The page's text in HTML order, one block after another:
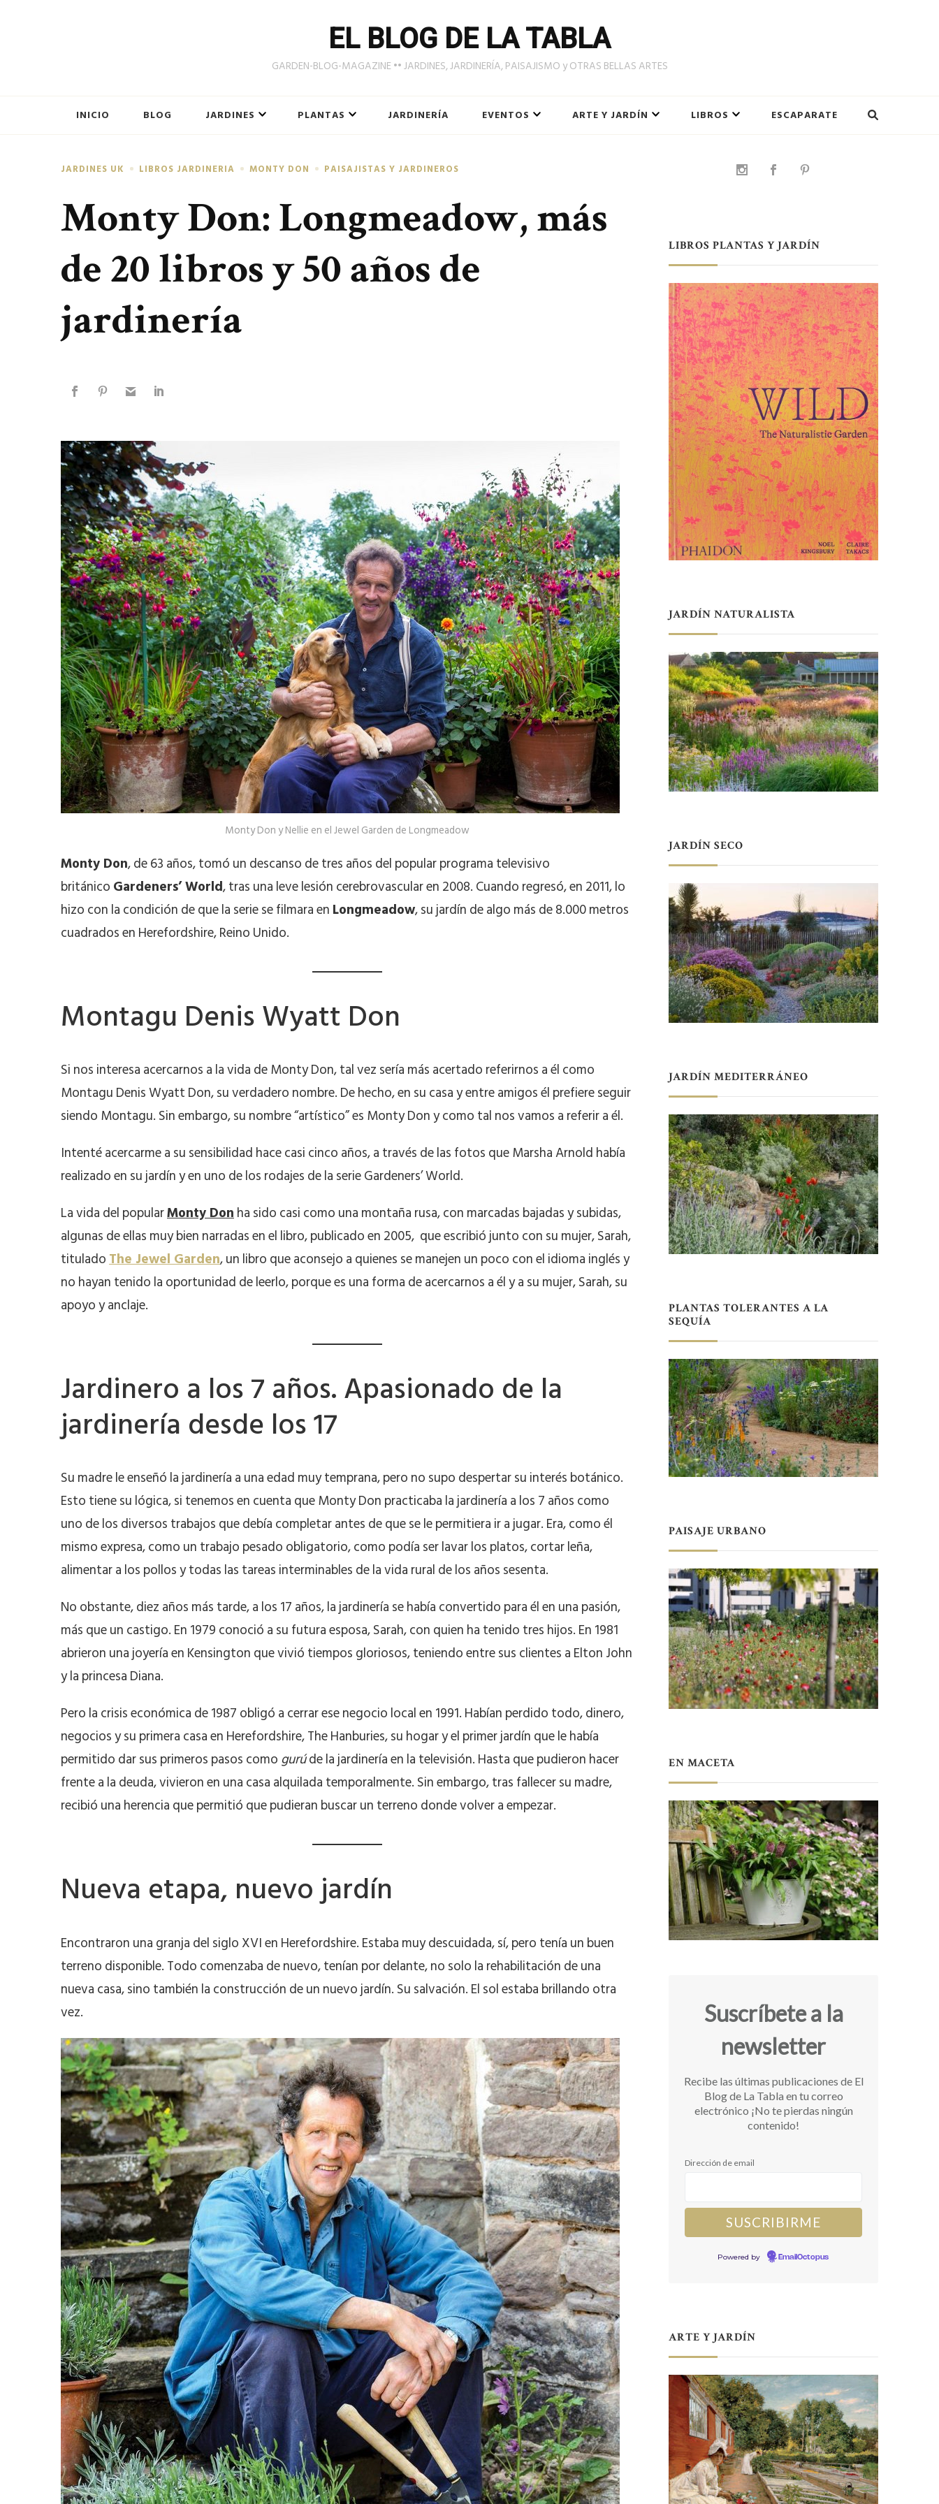
EL BLOG DE LA TABLA
GARDEN-BLOG-MAGAZINE •• JARDINES, JARDINERÍA, PAISAJISMO y OTRAS BELLAS ARTES
INICIO BLOG JARDINES PLANTAS JARDINERÍA EVENTOS ARTE Y JARDÍN LIBROS ESCAPARATE
JARDINES UK LIBROS JARDINERIA MONTY DON PAISAJISTAS Y JARDINEROS
Monty Don: Longmeadow, más
de 20 libros y 50 años de
jardinería
Monty Don y Nellie en el Jewel Garden de Longmeadow
Monty Don, de 63 años, tomó un descanso de tres años del popular programa televisivo
británicoGardeners’ World, tras una leve lesión cerebrovascular en 2008. Cuando regresó, en 2011, lo
hizo con la condición de que la serie se filmara enLongmeadow, su jardín de algo más de 8.000 metros
cuadrados en Herefordshire, Reino Unido.
Montagu Denis Wyatt Don
Si nos interesa acercarnos a la vida de Monty Don, tal vez sería más acertado referirnos a él como
Montagu Denis Wyatt Don, su verdadero nombre. De hecho, en su casa y entre amigos él prefiere seguir
siendo Montagu. Sin embargo, su nombre “artístico” es Monty Don y como tal nos vamos a referir a él.
Intenté acercarme a su sensibilidad hace casi cinco años, a través de las fotos que Marsha Arnold había
realizado en su jardín y en uno de los rodajes de la serie Gardeners’ World.
La vida del popularMonty Donha sido casi como una montaña rusa, con marcadas bajadas y subidas,
algunas de ellas muy bien narradas en el libro, publicado en 2005, que escribió junto con su mujer, Sarah,
tituladoThe Jewel Garden, un libro que aconsejo a quienes se manejen un poco con el idioma inglés y
no hayan tenido la oportunidad de leerlo, porque es una forma de acercarnos a él y a su mujer, Sarah, su
apoyo y anclaje.
Jardinero a los 7 años. Apasionado de la
jardinería desde los 17
Su madre le enseñó la jardinería a una edad muy temprana, pero no supo despertar su interés botánico.
Esto tiene su lógica, si tenemos en cuenta que Monty Don practicaba la jardinería a los 7 años como
uno de los diversos trabajos que debía completar antes de que se le permitiera ir a jugar. Era, como él
mismo expresa, como un trabajo pesado obligatorio, como podía ser lavar los platos, cortar leña,
alimentar a los pollos y todas las tareas interminables de la vida rural de los años sesenta.
No obstante, diez años más tarde, a los 17 años, la jardinería se había convertido para él en una pasión,
más que un castigo. En 1979 conoció a su futura esposa, Sarah, con quien ha tenido tres hijos. En 1981
abrieron una joyería en Kensington que vivió tiempos gloriosos, teniendo entre sus clientes a Elton John
y la princesa Diana.
Pero la crisis económica de 1987 obligó a cerrar ese negocio local en 1991. Habían perdido todo, dinero,
negocios y su primera casa en Herefordshire, The Hanburies, su hogar y el primer jardín que le había
permitido dar sus primeros pasos comogurúde la jardinería en la televisión. Hasta que pudieron hacer
frente a la deuda, vivieron en una casa alquilada temporalmente. Sin embargo, tras fallecer su madre,
recibió una herencia que permitió que pudieran buscar un terreno donde volver a empezar.
Nueva etapa, nuevo jardín
Encontraron una granja del siglo XVI en Herefordshire. Estaba muy descuidada, sí, pero tenía un buen
terreno disponible. Todo comenzaba de nuevo, tenían por delante, no solo la rehabilitación de una
nueva casa, sino también la construcción de un nuevo jardín. Su salvación. El sol estaba brillando otra
vez.
LIBROS PLANTAS Y JARDÍN
JARDÍN NATURALISTA
JARDÍN SECO
JARDÍN MEDITERRÁNEO
PLANTAS TOLERANTES A LA
SEQUÍA
PAISAJE URBANO
EN MACETA
Suscríbete a la
newsletter
Recibe las últimas publicaciones de El
Blog de La Tabla en tu correo
electrónico ¡No te pierdas ningún
contenido!
Dirección de email
Powered by EmailOctopus
ARTE Y JARDÍN